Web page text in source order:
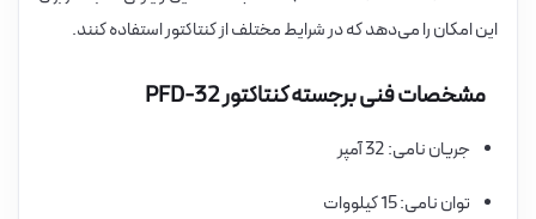
این امکان را می‌دهد که در شرایط مختلف از کنتاکتور استفاده کنند.
مشخصات فنی برجسته کنتاکتور PFD-32
جریان نامی: 32 آمپر
توان نامی: 15 کیلووات